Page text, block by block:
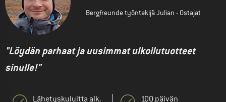
Bergfreunde työntekijä Julian - Ostajat
"Löydän parhaat ja uusimmat ulkoilutuotteet
sinulle!"
Lähetyskuluitta alk.
100 päivän